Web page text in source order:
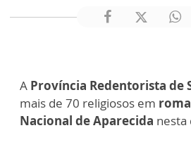
A Província Redentorista de
mais de 70 religiosos em
Nacional de Aparecida nesta